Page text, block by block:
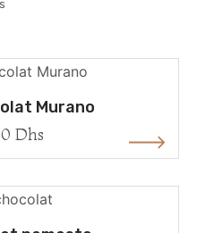
Murano
Dhs